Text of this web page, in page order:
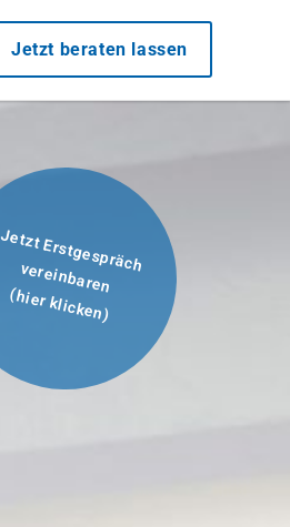
Jetzt beraten lassen
Jetzt Erstgespräch
vereinbaren
(hier klicken)